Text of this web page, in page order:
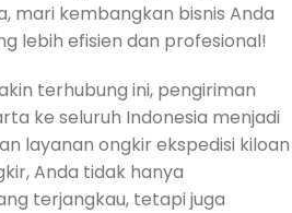
mari kembangkan bisnis Anda
lebih efisien dan profesional!
terhubung ini, pengiriman
ke seluruh Indonesia menjadi
layanan ongkir ekspedisi kiloan
Anda tidak hanya
terjangkau, tetapi juga